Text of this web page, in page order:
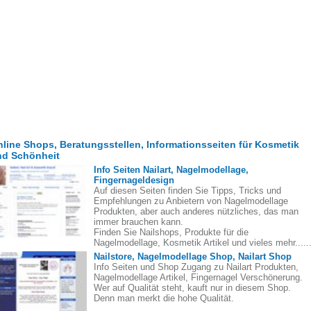
Shops, Beratungsstellen, Informationsseiten für Kosmetik
Schönheit
Info Seiten Nailart, Nagelmodellage,
Fingernageldesign
Auf diesen Seiten finden Sie Tipps, Tricks und
Empfehlungen zu Anbietern von Nagelmodellage
Produkten, aber auch anderes nützliches, das man
immer brauchen kann.
Finden Sie Nailshops, Produkte für die
Nagelmodellage, Kosmetik Artikel und vieles mehr......
Nailstore, Nagelmodellage Shop, Nailart Shop
Info Seiten und Shop Zugang zu Nailart Produkten,
Nagelmodellage Artikel, Fingernagel Verschönerung.
Wer auf Qualität steht, kauft nur in diesem Shop.
Denn man merkt die hohe Qualität.